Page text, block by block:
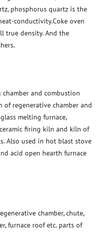
phosphorus quartz is the
conductivity.Coke oven
true density. And the
and combustion
regenerative chamber and
melting furnace,
firing kiln and kiln of
Also used in hot blast stove
acid open hearth furnace
chamber, chute,
furnace roof etc. parts of